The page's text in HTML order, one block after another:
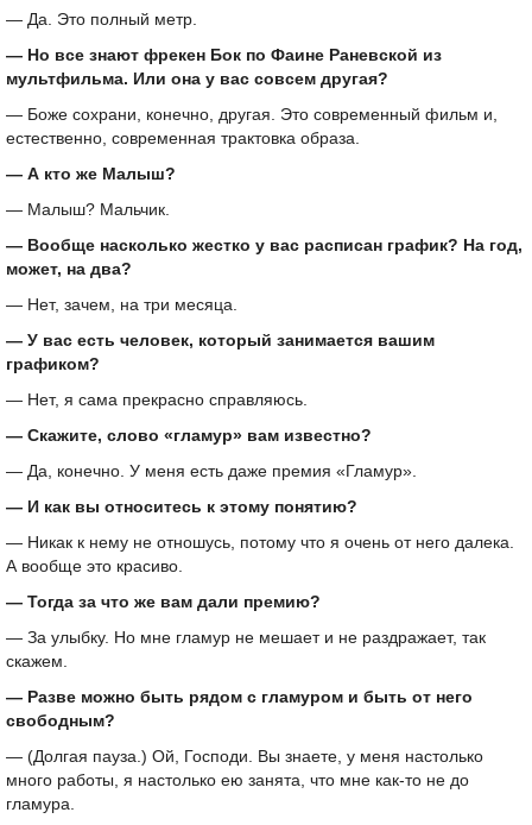
— Да. Это полный метр.
— Но все знают фрекен Бок по Фаине Раневской из
мультфильма. Или она у вас совсем другая?
— Боже сохрани, конечно, другая. Это современный фильм и,
естественно, современная трактовка образа.
— А кто же Малыш?
— Малыш? Мальчик.
— Вообще насколько жестко у вас расписан график? На год,
может, на два?
— Нет, зачем, на три месяца.
— У вас есть человек, который занимается вашим
графиком?
— Нет, я сама прекрасно справляюсь.
— Скажите, слово «гламур» вам известно?
— Да, конечно. У меня есть даже премия «Гламур».
— И как вы относитесь к этому понятию?
— Никак к нему не отношусь, потому что я очень от него далека.
А вообще это красиво.
— Тогда за что же вам дали премию?
— За улыбку. Но мне гламур не мешает и не раздражает, так
скажем.
— Разве можно быть рядом с гламуром и быть от него
свободным?
— (Долгая пауза.) Ой, Господи. Вы знаете, у меня настолько
много работы, я настолько ею занята, что мне как-то не до
гламура.